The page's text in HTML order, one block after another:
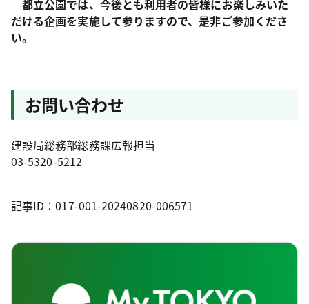
都立公園では、今後とも利用者の皆様にお楽しみいた
だける企画を実施して参りますので、是非ご参加くださ
い。
お問い合わせ
建設局総務部総務課広報担当
03-5320-5212
記事ID：017-001-20240820-006571